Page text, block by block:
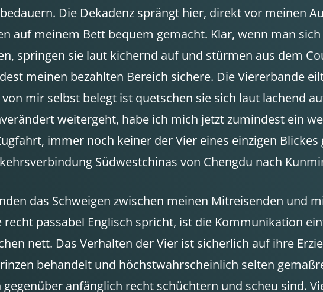
Die Dekadenz sprängt hier, direkt vor meinen
auf meinem Bett bequem gemacht. Klar, wenn man
springen sie laut kichernd auf und stürmen aus dem
meinen bezahlten Bereich sichere. Die Viererbande
mir selbst belegt ist quetschen sie sich laut lachend
weitergeht, habe ich mich jetzt zumindest ein
immer noch keiner der Vier eines einzigen
Südwestchinas von Chengdu nach
das Schweigen zwischen meinen Mitreisenden und
passabel Englisch spricht, ist die Kommunikation
nett. Das Verhalten der Vier ist sicherlich auf ihre
behandelt und höchstwahrscheinlich selten
anfänglich recht schüchtern und scheu sind.